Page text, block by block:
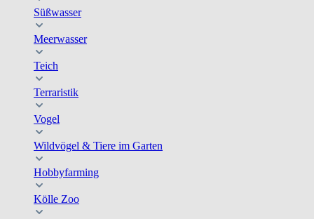
Süßwasser
Meerwasser
Teich
Terraristik
Vogel
Wildvögel & Tiere im Garten
Hobbyfarming
Kölle Zoo